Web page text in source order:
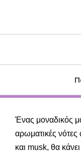
Ένας μοναδικός
αρωματικές νότες
και musk, θα